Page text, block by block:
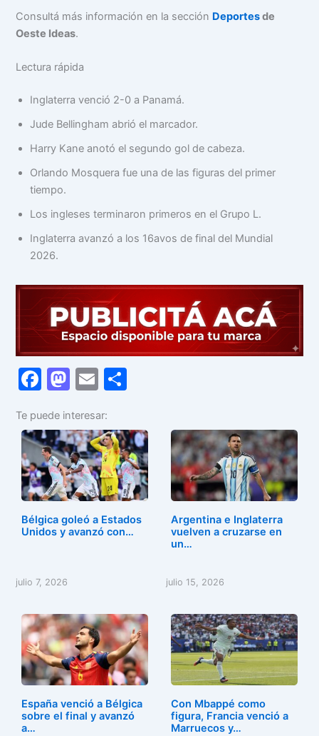
Consultá más información en la sección Deportesde
Oeste Ideas.
Lectura rápida
Inglaterra venció 2-0 a Panamá.
Jude Bellingham abrió el marcador.
Harry Kane anotó el segundo gol de cabeza.
Orlando Mosquera fue una de las figuras del primer
tiempo.
Los ingleses terminaron primeros en el Grupo L.
Inglaterra avanzó a los 16avos de final del Mundial
2026.
F
c
e
b
o
o
k
M
st
o
d
o
n
E
ai
l
m
p
ar
tir
Te puede interesar:
Bélgica goleó a Estados
Unidos y avanzó con…
julio 7, 2026
Argentina e Inglaterra
vuelven a cruzarse en
un…
julio 15, 2026
España venció a Bélgica
sobre el final y avanzó
a…
Con Mbappé como
figura, Francia venció a
Marruecos y…